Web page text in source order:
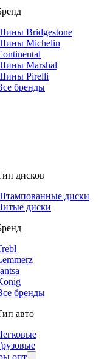
Bridgestone
Michelin
Marshal
Pirelli
бренды
дисков
диски
диски
бренды
авто
опт